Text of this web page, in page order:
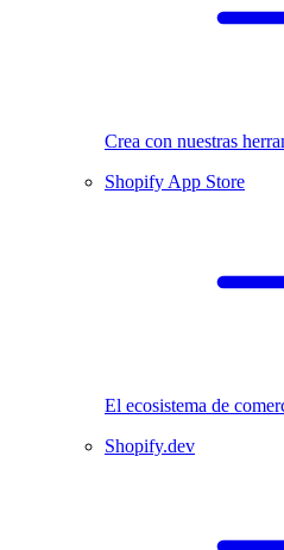
Crea con nuestras
Shopify App Store
El ecosistema de
Shopify.dev